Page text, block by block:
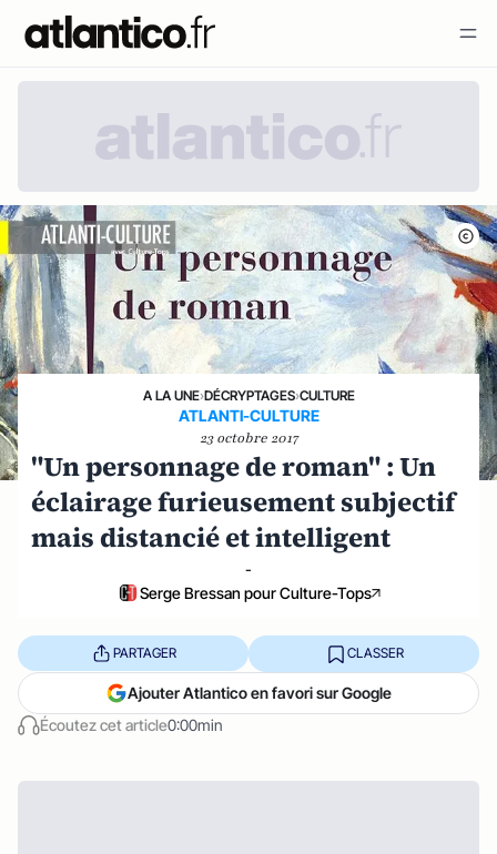
A LA UNE›DÉCRYPTAGES›CULTURE
ATLANTI-CULTURE
23 octobre 2017
"Un personnage de roman" : Un
éclairage furieusement subjectif
mais distancié et intelligent
-
Serge Bressan pour Culture-Tops
Écoutez cet article0:00min
PARTAGER CLASSER
Ajouter Atlantico en favori sur Google